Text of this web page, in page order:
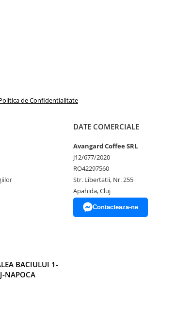
de Confidentialitate
BACIULUI 1-
NAPOCA
DATE COMERCIALE
Avangard Coffee SRL
J12/677/2020
RO42297560
Str. Libertatii, Nr. 255
Apahida, Cluj
Contacteaza-ne